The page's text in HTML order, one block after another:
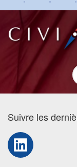
Suivre les
LinkedIn